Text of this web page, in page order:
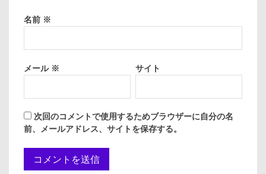
名前 ※
メール ※ サイト
次回のコメントで使用するためブラウザーに自分の名
前、メールアドレス、サイトを保存する。